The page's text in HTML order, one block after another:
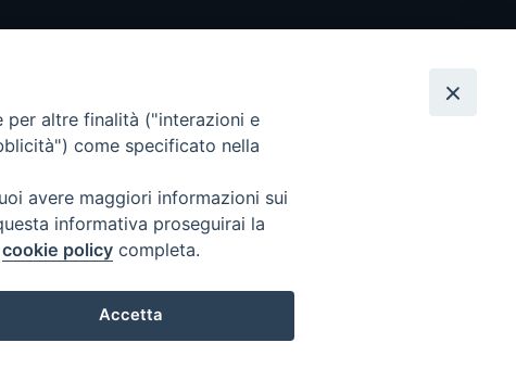
per altre finalità ("interazioni e
come specificato nella
avere maggiori informazioni sui
informativa proseguirai la
cookie policy completa.
Accetta